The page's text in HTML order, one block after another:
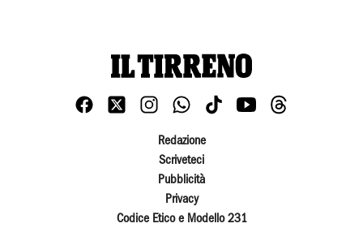
Redazione
Scriveteci
Pubblicità
Privacy
Codice Etico e Modello 231